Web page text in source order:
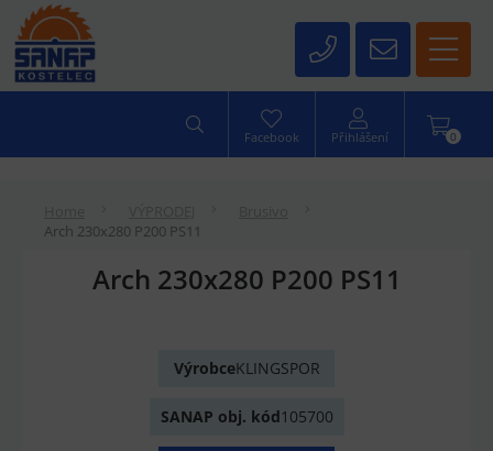
0
Facebook Přihlášení
Arch 230x280 P200 PS11
Arch 230x280 P200 PS11
VýrobceKLINGSPOR
SANAP obj. kód105700